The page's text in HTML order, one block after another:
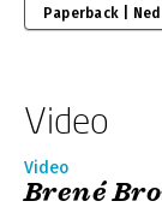
Paperback |
Video
Video
Brené